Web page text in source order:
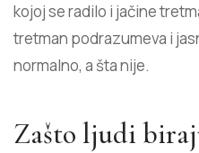
kojoj se radilo i jačine
tretman podrazumeva i
normalno, a šta nije.
Zašto ljudi